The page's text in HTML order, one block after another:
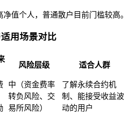
值个人，普通散户目前门槛较高。
用场景对比
风险层级 适合人群
中（资金费率
转负风险、交
易所风险）
了解永续合约机
制、能接受收益波
动的用户